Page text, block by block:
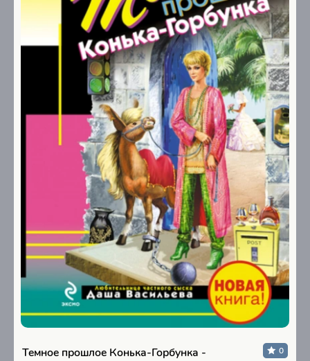
Темное прошлое Конька-Горбунка -
0